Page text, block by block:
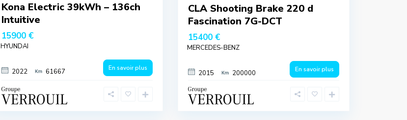
Kona Electric 39kWh – 136ch
Intuitive
15900 €
HYUNDAI
2022 61667 En savoir plus
CLA Shooting Brake 220 d
Fascination 7G-DCT
15400 €
MERCEDES-BENZ
2015 200000 En savoir plus